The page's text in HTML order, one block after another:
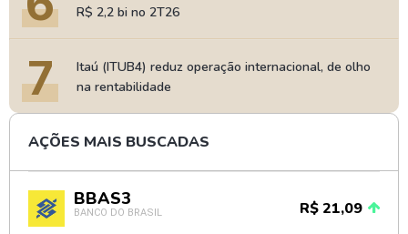
R$ 2,2 bi no 2T26
7
Itaú (ITUB4) reduz operação internacional, de olho
na rentabilidade
AÇÕES MAIS BUSCADAS
BBAS3
BANCO DO BRASIL R$ 21,09